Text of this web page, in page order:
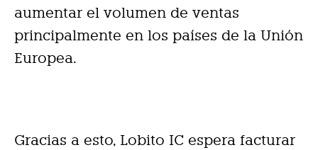
aumentar el volumen de ventas
principalmente en los países de la Unión
Europea.
Gracias a esto, Lobito IC espera facturar